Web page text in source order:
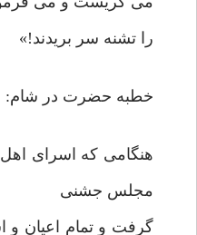
را تشنه سر بریدند!»
خطبه حضرت در شام:
هنگامی که اسرای اهل
مجلس جشنی
گرفت و تمام اعیان